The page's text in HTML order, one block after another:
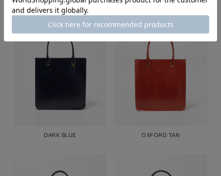
DARK BLUE OXFORD TAN